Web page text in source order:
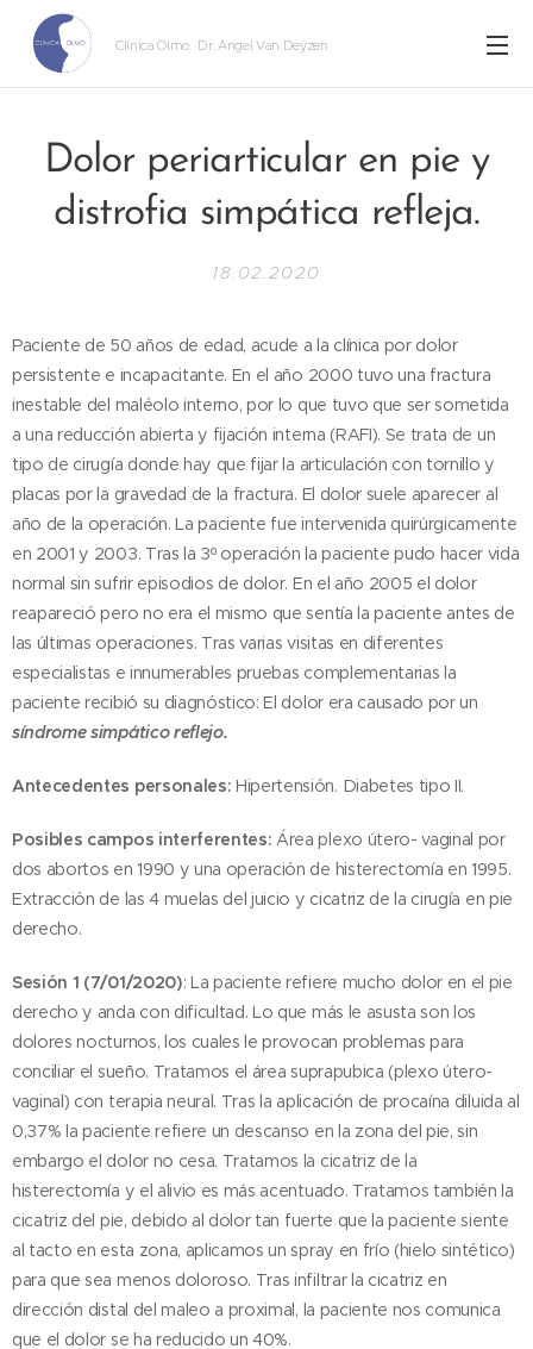
Clínica Olmo. Dr. Angel Van Deyzen
Dolor periarticular en pie y
distrofia simpática refleja.
18.02.2020
Paciente de 50 años de edad, acude a la clínica por dolor
persistente e incapacitante. En el año 2000 tuvo una fractura
inestable del maléolo interno, por lo que tuvo que ser sometida
a una reducción abierta y fijación interna (RAFI). Se trata de un
tipo de cirugía donde hay que fijar la articulación con tornillo y
placas por la gravedad de la fractura. El dolor suele aparecer al
año de la operación. La paciente fue intervenida quirúrgicamente
en 2001 y 2003. Tras la 3º operación la paciente pudo hacer vida
normal sin sufrir episodios de dolor. En el año 2005 el dolor
reapareció pero no era el mismo que sentía la paciente antes de
las últimas operaciones. Tras varias visitas en diferentes
especialistas e innumerables pruebas complementarias la
paciente recibió su diagnóstico: El dolor era causado por un
síndrome simpático reflejo.
Antecedentes personales: Hipertensión. Diabetes tipo II.
Posibles campos interferentes: Área plexo útero- vaginal por
dos abortos en 1990 y una operación de histerectomía en 1995.
Extracción de las 4 muelas del juicio y cicatriz de la cirugía en pie
derecho.
Sesión 1 (7/01/2020): La paciente refiere mucho dolor en el pie
derecho y anda con dificultad. Lo que más le asusta son los
dolores nocturnos, los cuales le provocan problemas para
conciliar el sueño. Tratamos el área suprapubica (plexo útero-
vaginal) con terapia neural. Tras la aplicación de procaína diluida al
0,37% la paciente refiere un descanso en la zona del pie, sin
embargo el dolor no cesa. Tratamos la cicatriz de la
histerectomía y el alivio es más acentuado. Tratamos también la
cicatriz del pie, debido al dolor tan fuerte que la paciente siente
al tacto en esta zona, aplicamos un spray en frío (hielo sintético)
para que sea menos doloroso. Tras infiltrar la cicatriz en
dirección distal del maleo a proximal, la paciente nos comunica
que el dolor se ha reducido un 40%.